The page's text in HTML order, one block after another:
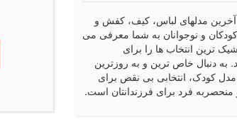
مدلهای لباس، کیف، کفش و
و نوجوانان به شما معرفی می
ترین انتخاب ها را برای
به دنبال خاص ترین و به روزترین
کودک، انتخابی بی نقص برای
فرد برای فرزندانتان است.